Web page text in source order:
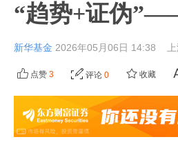
“趋势+证伪
新华基金 2026年05月06日 14:38 上
点赞 3 评论 0 收藏